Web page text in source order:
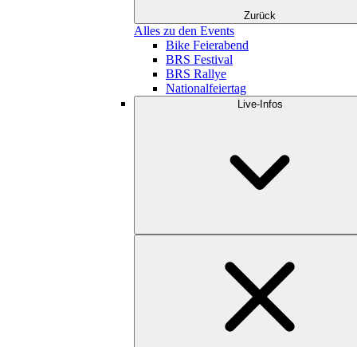
Zurück
Alles zu den Events
Bike Feierabend
BRS Festival
BRS Rallye
Nationalfeiertag
Live-Infos